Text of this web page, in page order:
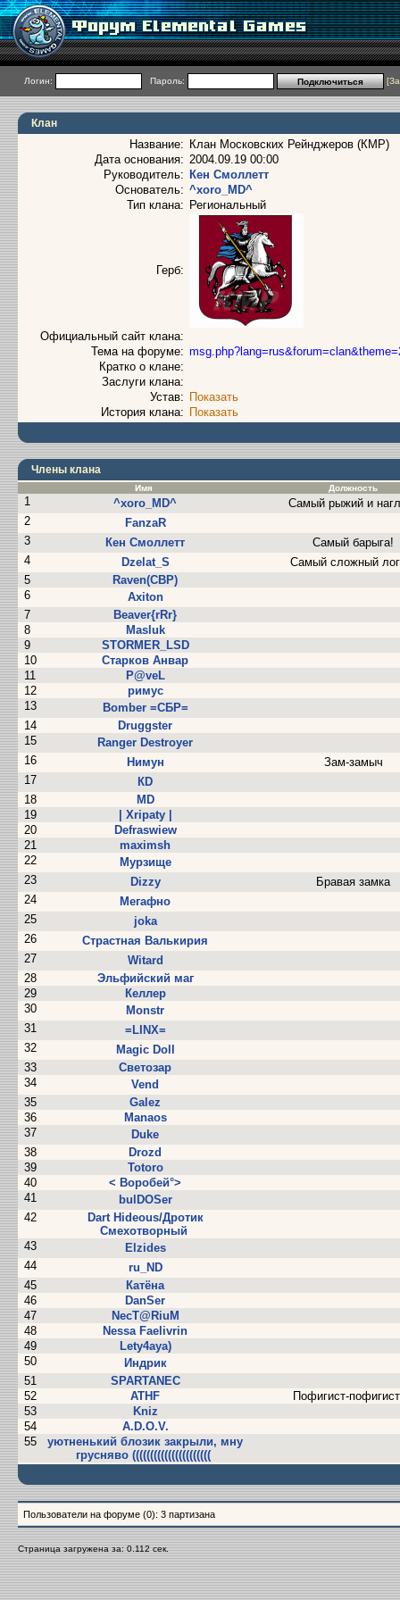
Логин: Пароль: [
Клан
Название: Клан Московских Рейнджеров (КМР)
Дата основания: 2004.09.19 00:00
Руководитель: Кен Смоллетт
Основатель: ^xоrо_МD^
Тип клана: Региональный
Герб:
Официальный сайт клана:
Тема на форуме:
Кратко о клане:
Заслуги клана:
Устав: Показать
История клана: Показать
Члены клана
Имя Должность
1 ^xоrо_МD^
Самый рыжий и
2
FanzaR
3
Кен Смоллетт
Самый барыга!
4
Dzelat_S
Самый сложный
5
Raven(СВР)
6
Axiton
7
Beaver{rRr}
8
Masluk
9
STORMER_LSD
10
Старков Анвар
11
P@vеL
12
римус
13
Bomber =СБР=
14
Druggster
15
Ranger Destroyer
16
Нимун
Зам-замыч
17
КD
18
МD
19
| Xripaty |
20
Defraswiew
21
maximsh
22
Мурзище
23
Dizzy
Бравая замка
24
Мегафно
25
joka
26
Страстная Валькирия
27
Witard
28
Эльфийский маг
29
Келлер
30
Monstr
31
=LINX=
32
Magic Doll
33
Светозар
34
Vend
35
Galez
36
Manaos
37
Dukе
38
Drozd
39
Totoro
40
< Воробей°>
41
bulDOSer
42
Dart Hideous/Дротик
Смехотворный
43
Elzides
44
ru_ND
45
Катёна
46
DanSer
47
NecT@RiuM
48
Nessa Faelivrin
49
Lety4aya)
50
Индрик
51
SPARTANEC
52
ATHF
Пофигист-
53
Kniz
54
A.D.O.V.
55
уютненький блозик закрыли, мну
грусняво ((((((((((((((((((((((
Пользователи на форуме (0): 3 партизана
Страница загружена за: 0.112 сек.